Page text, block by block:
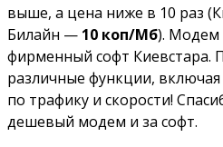
выше, а цена ниже в 10 раз
Билайн — 10 коп/Мб). Модем
фирменный софт Киевстара.
различные функции, включая
по трафику и скорости!
дешевый модем и за софт.